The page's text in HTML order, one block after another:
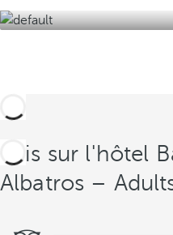
Avis sur l'hôtel
Albatros –